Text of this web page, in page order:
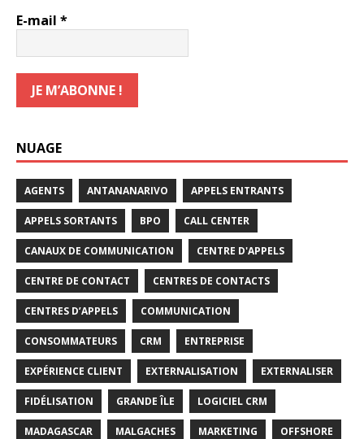
E-mail *
NUAGE
AGENTS ANTANANARIVO APPELS ENTRANTS
APPELS SORTANTS BPO CALL CENTER
CANAUX DE COMMUNICATION CENTRE D'APPELS
CENTRE DE CONTACT CENTRES DE CONTACTS
CENTRES D’APPELS COMMUNICATION
CONSOMMATEURS CRM ENTREPRISE
EXPÉRIENCE CLIENT EXTERNALISATION EXTERNALISER
FIDÉLISATION GRANDE ÎLE LOGICIEL CRM
MADAGASCAR MALGACHES MARKETING OFFSHORE